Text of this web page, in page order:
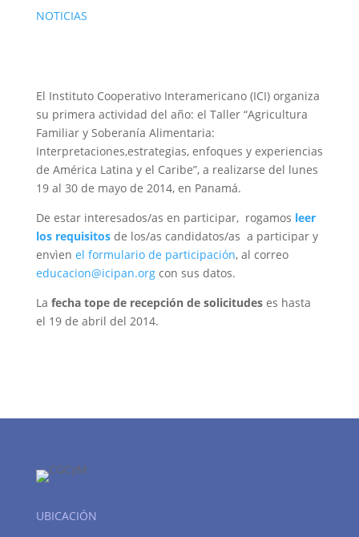
NOTICIAS
El Instituto Cooperativo Interamericano (ICI) organiza
su primera actividad del año: el Taller “Agricultura
Familiar y Soberanía Alimentaria:
Interpretaciones,estrategias, enfoques y experiencias
de América Latina y el Caribe”, a realizarse del lunes
19 al 30 de mayo de 2014, en Panamá.
De estar interesados/as en participar, rogamos leer
los requisitosde los/as candidatos/as a participar y
envìen el formulario de participación, al correo
educacion@icipan.orgcon sus datos.
La fecha tope de recepción de solicitudeses hasta
el 19 de abril del 2014.
UBICACIÓN